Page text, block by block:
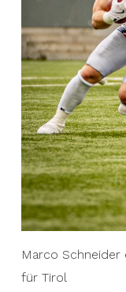
Marco
für Tirol